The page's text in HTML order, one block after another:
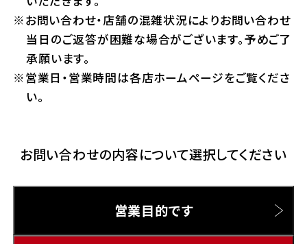
Gmailをご利用の方
お問い合わせ・店舗の混雑状況によりお問い合わせ
当日のご返答が困難な場合がございます。予めご了
承願います。
営業日・営業時間は各店ホームページをご覧くださ
い。
お問い合わせの内容について選択してください
営業目的です
ホンダドリーム 船橋
ホンダドリーム 松戸
埼玉県
ホンダドリーム 鴻巣
奈良県
ホンダドリーム 奈良